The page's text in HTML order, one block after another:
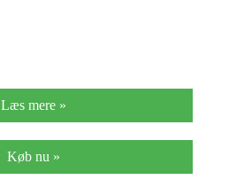
cm)
Læs mere »
Køb nu »